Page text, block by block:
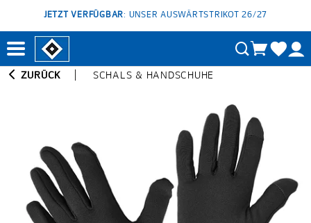
JETZT VERFÜGBAR: UNSER AUSWÄRTSTRIKOT 26/27
ZURÜCK SCHALS & HANDSCHUHE